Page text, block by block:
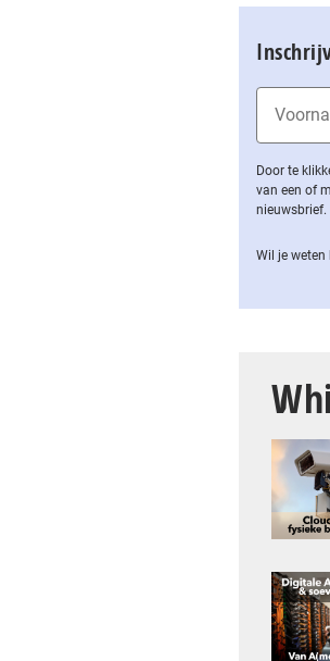
Door te
van een of
nieuwsbrief.
Wil je